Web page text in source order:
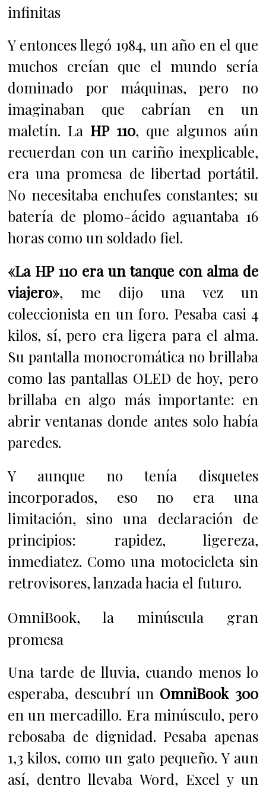
infinitas
Y entonces llegó 1984, un año en el que
muchos creían que el mundo sería
dominado por máquinas, pero no
imaginaban que cabrían en un
maletín. La HP 110, que algunos aún
recuerdan con un cariño inexplicable,
era una promesa de libertad portátil.
No necesitaba enchufes constantes; su
batería de plomo-ácido aguantaba 16
horas como un soldado fiel.
«La HP 110 era un tanque con alma de
viajero», me dijo una vez un
coleccionista en un foro. Pesaba casi 4
kilos, sí, pero era ligera para el alma.
Su pantalla monocromática no brillaba
como las pantallas OLED de hoy, pero
brillaba en algo más importante: en
abrir ventanas donde antes solo había
paredes.
Y aunque no tenía disquetes
incorporados, eso no era una
limitación, sino una declaración de
principios: rapidez, ligereza,
inmediatez. Como una motocicleta sin
retrovisores, lanzada hacia el futuro.
OmniBook, la minúscula gran
promesa
Una tarde de lluvia, cuando menos lo
esperaba, descubrí un OmniBook 300
en un mercadillo. Era minúsculo, pero
rebosaba de dignidad. Pesaba apenas
1,3 kilos, como un gato pequeño. Y aun
así, dentro llevaba Word, Excel y un